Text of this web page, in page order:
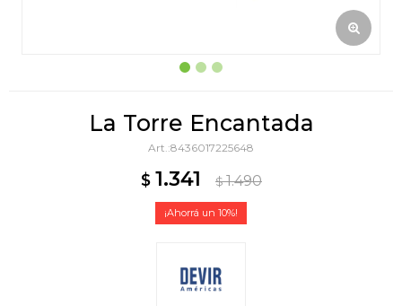
La Torre Encantada
8436017225648
$ 1.341 $ 1.490
10